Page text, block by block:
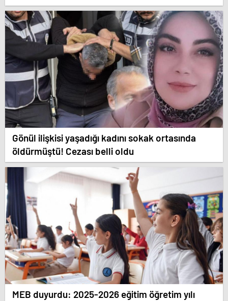
Gönül ilişkisi yaşadığı kadını sokak ortasında
öldürmüştü! Cezası belli oldu
MEB duyurdu: 2025-2026 eğitim öğretim yılı